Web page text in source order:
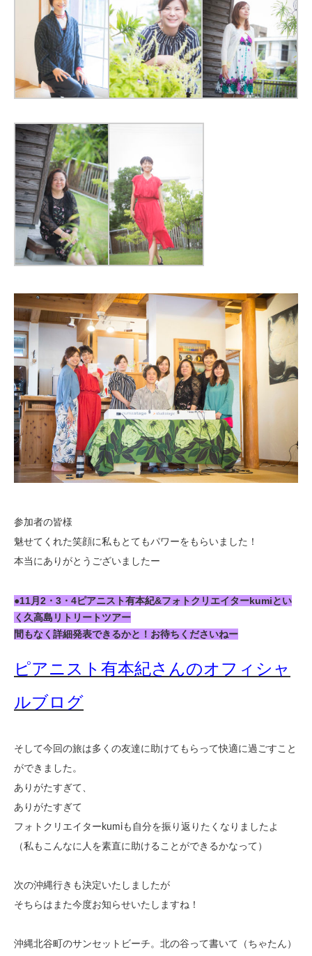
参加者の皆様
魅せてくれた笑顔に私もとてもパワーをもらいました！
本当にありがとうございましたー
●11月2・3・4ピアニスト有本紀&フォトクリエイターkumiとい
く久高島リトリートツアー
間もなく詳細発表できるかと！お待ちくださいねー
ピアニスト有本紀さんのオフィシャ
ルブログ
そして今回の旅は多くの友達に助けてもらって快適に過ごすこと
ができました。
ありがたすぎて、
ありがたすぎて
フォトクリエイターkumiも自分を振り返りたくなりましたよ
（私もこんなに人を素直に助けることができるかなって）
次の沖縄行きも決定いたしましたが
そちらはまた今度お知らせいたしますね！
沖縄北谷町のサンセットビーチ。北の谷って書いて（ちゃたん）